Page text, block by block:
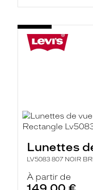
Lunettes
LV5083 807 NOIR
À partir de